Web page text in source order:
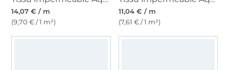
14,07 € / m
(9,70 € / 1 m²)
11,04 € / m
(7,61 € / 1 m²)